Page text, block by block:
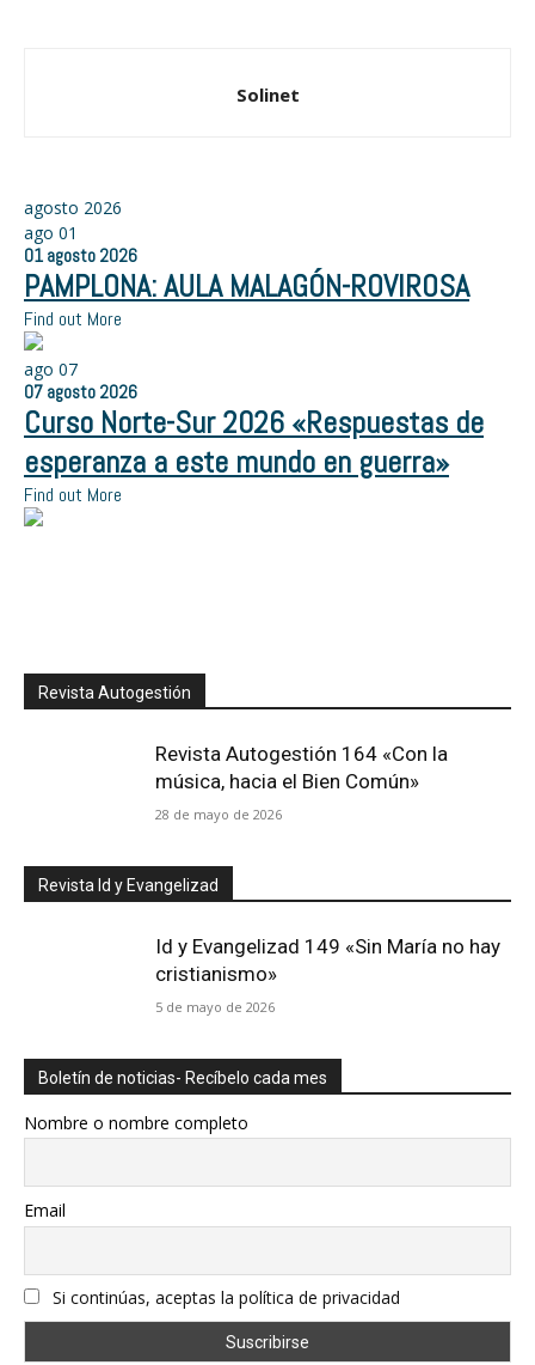
Solinet
agosto 2026
ago 01
01 agosto 2026
PAMPLONA: AULA MALAGÓN-ROVIROSA
Find out More
ago 07
07 agosto 2026
Curso Norte-Sur 2026 «Respuestas de
esperanza a este mundo en guerra»
Find out More
Revista Autogestión
Revista Autogestión 164 «Con la
música, hacia el Bien Común»
28 de mayo de 2026
Revista Id y Evangelizad
Id y Evangelizad 149 «Sin María no hay
cristianismo»
5 de mayo de 2026
Boletín de noticias- Recíbelo cada mes
Nombre o nombre completo
Email
Si continúas, aceptas la política de privacidad